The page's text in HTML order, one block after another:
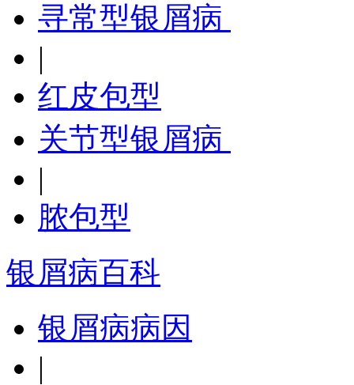
寻常型银屑病
|
红皮包型
关节型银屑病
|
脓包型
银屑病百科
银屑病病因
|